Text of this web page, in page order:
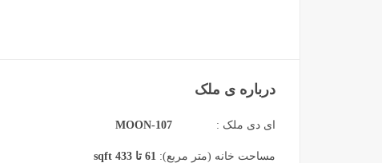
درباره ی ملک
ای دی ملک : MOON-107
مساحت خانه (متر مربع): 61 تا 433 sqft